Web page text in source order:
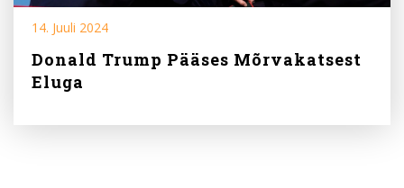
14. Juuli 2024
Donald Trump Pääses Mõrvakatsest
Eluga